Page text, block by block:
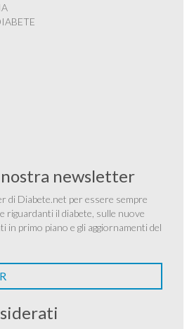
newsletter
di Diabete.net per essere sempre
riguardanti il diabete, sulle nuove
in primo piano e gli aggiornamenti del